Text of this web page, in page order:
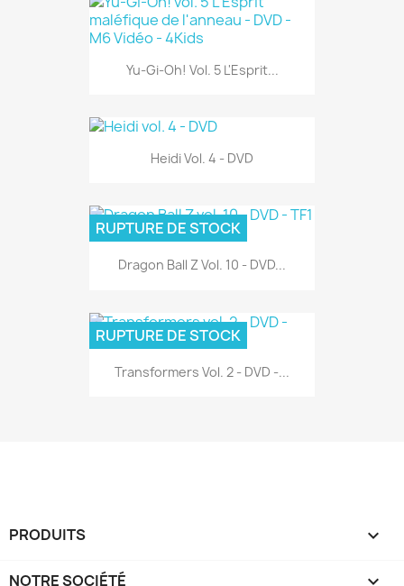
Yu-Gi-Oh! Vol. 5 L'Esprit...
Heidi Vol. 4 - DVD
Dragon Ball Z Vol. 10 - DVD...
RUPTURE DE STOCK
Transformers Vol. 2 - DVD -...
RUPTURE DE STOCK
PRODUITS 
NOTRE SOCIÉTÉ 